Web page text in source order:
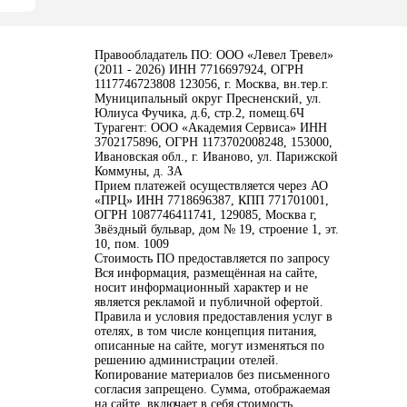
Правообладатель ПО: ООО «Левел Тревел»
(2011 - 2026) ИНН 7716697924, ОГРН
1117746723808 123056, г. Москва, вн.тер.г.
Муниципальный округ Пресненский, ул.
Юлиуса Фучика, д.6, стр.2, помещ.6Ч
Турагент: ООО «Академия Сервиса» ИНН
3702175896, ОГРН 1173702008248, 153000,
Ивановская обл., г. Иваново, ул. Парижской
Коммуны, д. ЗА
Прием платежей осуществляется через АО
«ПРЦ» ИНН 7718696387, КПП 771701001,
ОГРН 1087746411741, 129085, Москва г,
Звёздный бульвар, дом № 19, строение 1, эт.
10, пом. 1009
Стоимость ПО предоставляется по запросу
Вся информация, размещённая на сайте,
носит информационный характер и не
является рекламой и публичной офертой.
Правила и условия предоставления услуг в
отелях, в том числе концепция питания,
описанные на сайте, могут изменяться по
решению администрации отелей.
Копирование материалов без письменного
согласия запрещено. Сумма, отображаемая
на сайте, включает в себя стоимость